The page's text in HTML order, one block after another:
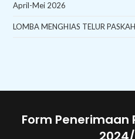
April-Mei 2026
LOMBA MENGHIAS TELUR PASKAH
Form Penerimaan